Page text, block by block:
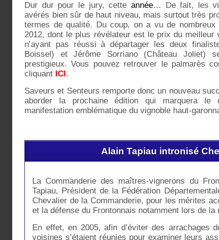
Dur dur pour le jury, cette année… De fait, les
avérés bien sûr de haut niveau, mais surtout très
termes de qualité. Du coup, on a vu de
2012, dont le plus révélateur est le prix du meilleur
n’ayant pas réussi à départager les deux
Boissel) et Jérôme Sorriano (Château Joliet)
prestigieux. Vous pouvez retrouver le palmarès
cliquant ICI.
Saveurs et Senteurs remporte donc un nouveau
aborder la prochaine édition qui marquera
manifestation emblématique du vignoble haut-
Alain Tapiau intronisé
La Commanderie des maîtres-vignerons du
Tapiau, Président de la Fédération
Chevalier de la Commanderie, pour les mérites
et la défense du Frontonnais notamment lors de
En effet, en 2005, afin d’éviter des arrachages
voisines s’étaient réunies pour examiner leurs